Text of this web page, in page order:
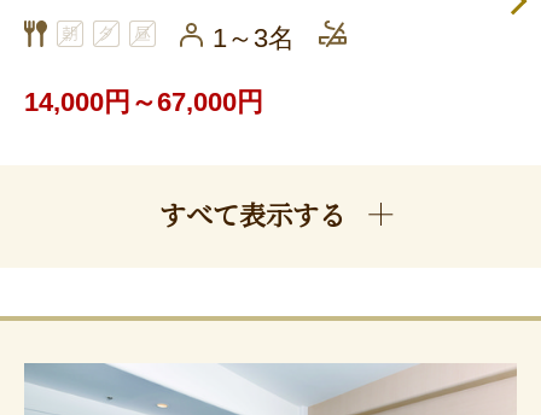
1～3名
14,000円～67,000円
すべて表示する